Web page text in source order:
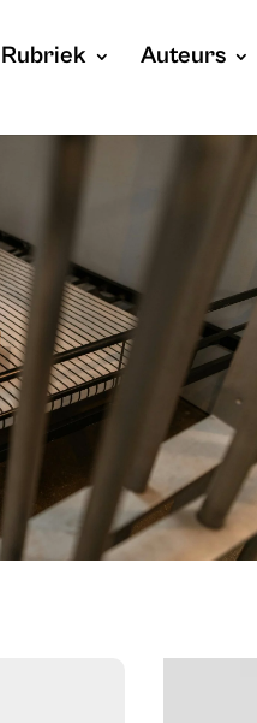
Rubriek Auteurs